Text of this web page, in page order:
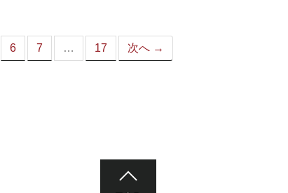
6 7 … 17 次へ →